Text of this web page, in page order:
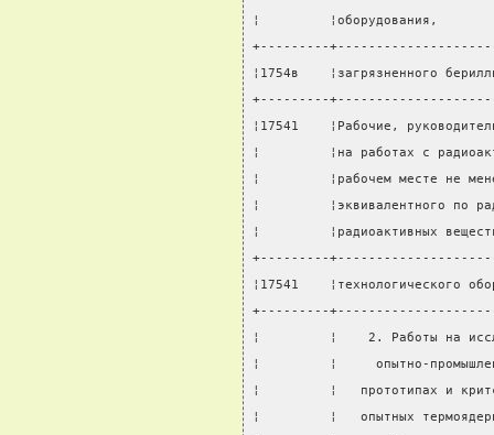
¦
+---------
¦1754в    ¦загрязненного
+---------
¦17541    ¦Рабочие,
¦         ¦на работах с
¦         ¦рабочем месте не
¦         ¦эквивалентного по
¦         ¦радиоактивных
+---------
¦17541    ¦технологического
+---------
¦         ¦    2. Работы на
¦         ¦     опытно-
¦         ¦   прототипах и
¦         ¦   опытных